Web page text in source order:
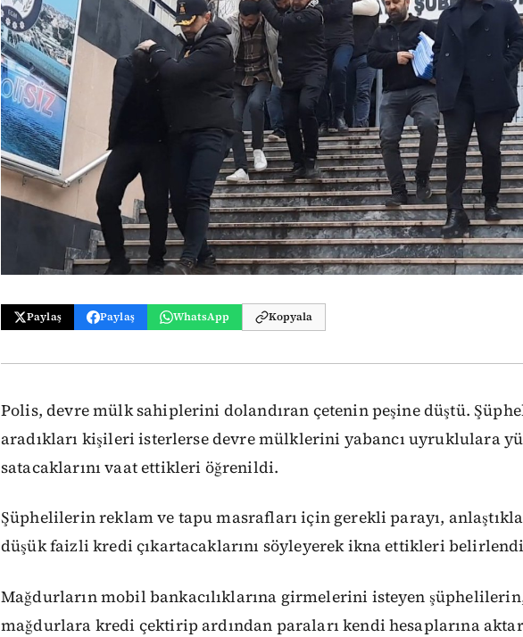
Paylaş Paylaş WhatsApp Kopyala
Polis, devre mülk sahiplerini dolandıran çetenin peşine düştü.
aradıkları kişileri isterlerse devre mülklerini yabancı uyruklulara
satacaklarını vaat ettikleri öğrenildi.
Şüphelilerin reklam ve tapu masrafları için gerekli parayı,
düşük faizli kredi çıkartacaklarını söyleyerek ikna ettikleri
Mağdurların mobil bankacılıklarına girmelerini isteyen
mağdurlara kredi çektirip ardından paraları kendi hesaplarına